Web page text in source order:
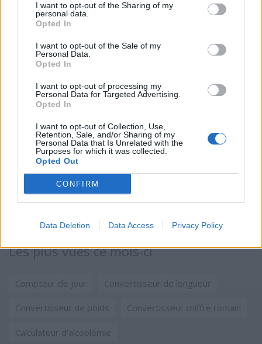
I want to opt-out of the Sharing of my
personal data.
Opted In
I want to opt-out of the Sale of my
Personal Data.
Opted In
I want to opt-out of processing my
Personal Data for Targeted Advertising.
Opted In
I want to opt-out of Collection, Use,
Retention, Sale, and/or Sharing of my
Personal Data that Is Unrelated with the
Purposes for which it was collected.
Opted Out
CONFIRM
Data Deletion Data Access Privacy Policy
Les plus consultés aujourd'hui
Compteur de jour
Convertisseur chiffre romain
Calculatrice d'amour Calculer l'aire du cercle
Calculateur des intérêts de retard
Calculateur d'alcoolémie
Les plus vues ce mois-ci
Compteur de jour Convertisseur de longueur
Convertisseur de poids Convertisseur chiffre romain
Calculateur d'alcoolémie